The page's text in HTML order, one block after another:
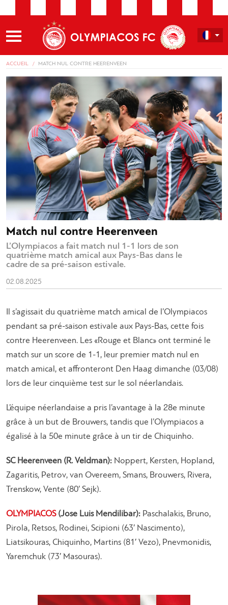
ACCUEIL MATCH NUL CONTRE HEERENVEEN
Match nul contre Heerenveen
L’Olympiacos a fait match nul 1-1 lors de son
quatrième match amical aux Pays-Bas dans le
cadre de sa pré-saison estivale.
02.08.2025
Il s’agissait du quatrième match amical de l’Olympiacos
pendant sa pré-saison estivale aux Pays-Bas, cette fois
contre Heerenveen. Les «Rouge et Blanc» ont terminé le
match sur un score de 1-1, leur premier match nul en
match amical, et affronteront Den Haag dimanche (03/08)
lors de leur cinquième test sur le sol néerlandais.
L’équipe néerlandaise a pris l’avantage à la 28e minute
grâce à un but de Brouwers, tandis que l’Olympiacos a
égalisé à la 50e minute grâce à un tir de Chiquinho.
SC Heerenveen (R. Veldman): Noppert, Kersten, Hopland,
Zagaritis, Petrov, van Overeem, Smans, Brouwers, Rivera,
Trenskow, Vente (80′ Sejk).
OLYMPIACOS(Jose Luis Mendilibar): Paschalakis, Bruno,
Pirola, Retsos, Rodinei, Scipioni (63′ Nascimento),
Liatsikouras, Chiquinho, Martins (81′ Vezo), Pnevmonidis,
Yaremchuk (73′ Masouras).